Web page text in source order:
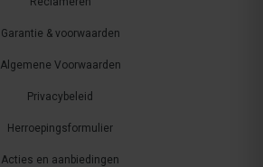
Garantie & voorwaarden
Algemene Voorwaarden
Privacybeleid
Herroepingsformulier
Acties en aanbiedingen